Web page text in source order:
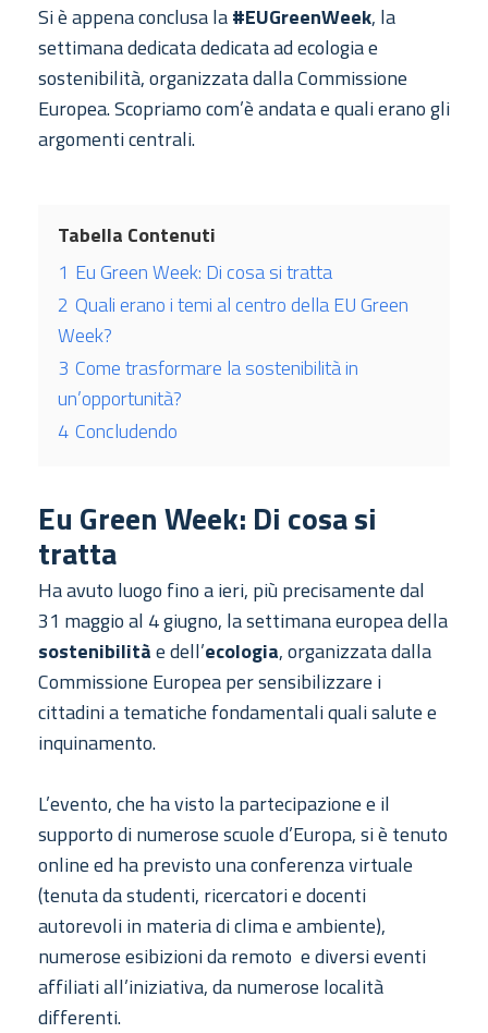
Si è appena conclusa la#EUGreenWeek, la
settimana dedicata dedicata ad ecologia e
sostenibilità, organizzata dalla Commissione
Europea. Scopriamo com’è andata e quali erano gli
argomenti centrali.
Tabella Contenuti
1 Eu Green Week: Di cosa si tratta
2 Quali erano i temi al centro della EU Green
Week?
3 Come trasformare la sostenibilità in
un’opportunità?
4 Concludendo
Eu Green Week: Di cosa si
tratta
Ha avuto luogo fino a ieri, più precisamente dal
31 maggio al 4 giugno, la settimana europea della
sostenibilitàe dell’ecologia, organizzata dalla
Commissione Europea per sensibilizzare i
cittadini a tematiche fondamentali quali salute e
inquinamento.
L’evento, che ha visto la partecipazione e il
supporto di numerose scuole d’Europa, si è tenuto
online ed ha previsto una conferenza virtuale
(tenuta da studenti, ricercatori e docenti
autorevoli in materia di clima e ambiente),
numerose esibizioni da remoto e diversi eventi
affiliati all’iniziativa, da numerose località
differenti.